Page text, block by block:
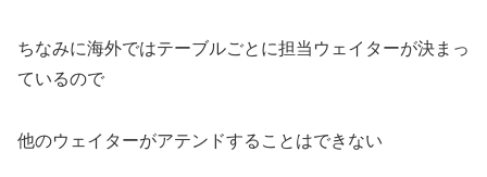
ちなみに海外ではテーブルごとに担当ウェイターが決まっ
ているので
他のウェイターがアテンドすることはできない